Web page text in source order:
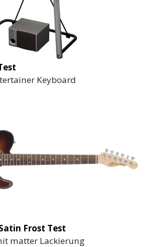
Keyboard
Frost Test
matter Lackierung